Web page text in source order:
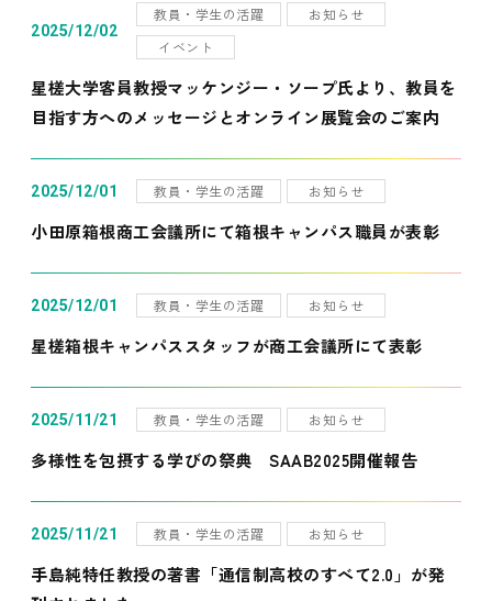
2025/12/02
教員・学生の活躍
お知らせ
イベント
星槎大学客員教授マッケンジー・ソープ氏より、教員を
目指す方へのメッセージとオンライン展覧会のご案内
2025/12/01 教員・学生の活躍 お知らせ
小田原箱根商工会議所にて箱根キャンパス職員が表彰
2025/12/01 教員・学生の活躍 お知らせ
星槎箱根キャンパススタッフが商工会議所にて表彰
2025/11/21 教員・学生の活躍 お知らせ
多様性を包摂する学びの祭典 SAAB2025開催報告
2025/11/21 教員・学生の活躍 お知らせ
手島純特任教授の著書「通信制高校のすべて2.0」が発